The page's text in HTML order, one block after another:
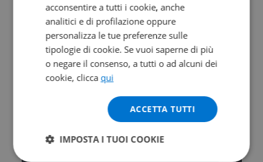
Valore futuro garantito
DUCATI Hypermotard V2
2026 | 0 km | 890 cc | 120.4 Hp | 88.5 Kw
15.590 €
acconsentire a tutti i cookie, anche
analitici e di profilazione oppure
personalizza le tue preferenze sulle
tipologie di cookie. Se vuoi saperne di più
o negare il consenso, a tutti o ad alcuni dei
cookie, clicca qui
ACCETTA TUTTI
IMPOSTA I TUOI COOKIE